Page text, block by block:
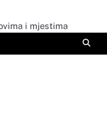
i mjestima